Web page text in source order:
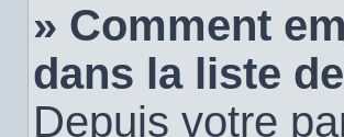
» Comment
dans la liste
Depuis votre